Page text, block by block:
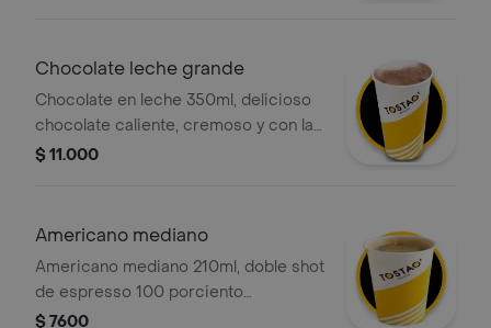
Chocolate leche grande
Chocolate en leche 350ml, delicioso
chocolate caliente, cremoso y con la
textura perfecta. preparado con leche
$ 11.000
Americano mediano
Americano mediano 210ml, doble shot
de espresso 100 porciento
colombiano, diluido con agua. sabor
$ 7600